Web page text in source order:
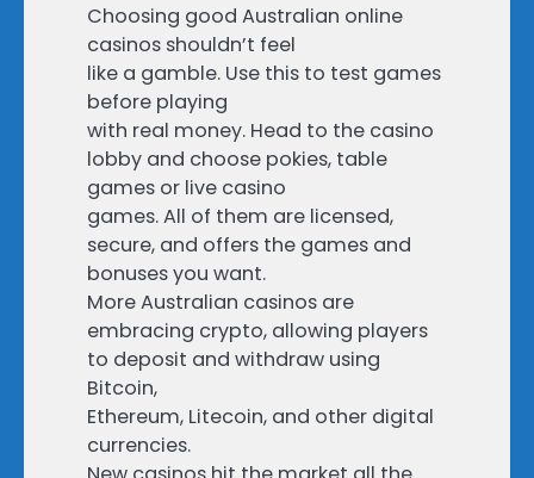
Choosing good Australian online
casinos shouldn’t feel
like a gamble. Use this to test games
before playing
with real money. Head to the casino
lobby and choose pokies, table
games or live casino
games. All of them are licensed,
secure, and offers the games and
bonuses you want.
More Australian casinos are
embracing crypto, allowing players
to deposit and withdraw using
Bitcoin,
Ethereum, Litecoin, and other digital
currencies.